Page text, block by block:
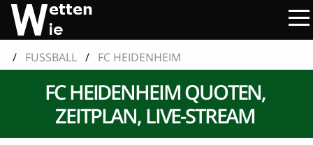
/ FUSSBALL / FC HEIDENHEIM
FC HEIDENHEIM QUOTEN,
ZEITPLAN, LIVE-STREAM